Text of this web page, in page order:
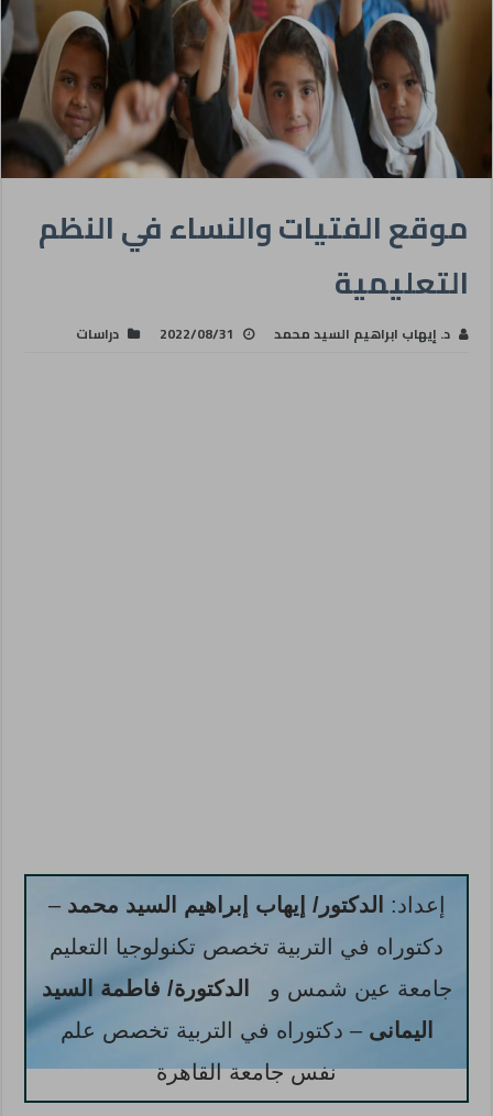
موقع الفتيات والنساء في النظم
التعليمية
د. إيهاب ابراهيم السيد محمد 2022/08/31 دراسات
إعداد: الدكتور/ إيهاب إبراهيم السيد محمد –
دكتوراه في التربية تخصص تكنولوجيا التعليم
جامعة عين شمس و
الدكتورة/ فاطمة السيد
اليمانى – دكتوراه في التربية تخصص علم
نفس جامعة القاهرة